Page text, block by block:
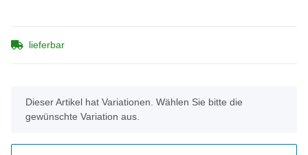
lieferbar
x
Dieser Artikel hat Variationen. Wählen Sie bitte die
gewünschte Variation aus.